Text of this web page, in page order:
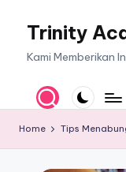
Trinity
Kami Memberikan
Home Tips